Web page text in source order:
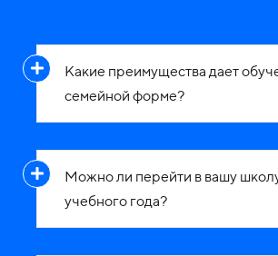
Какие преимущества дает
семейной форме?
Можно ли перейти в вашу
учебного года?